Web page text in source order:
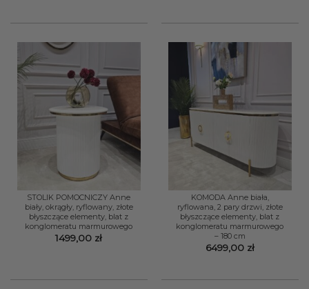
STOLIK POMOCNICZY Anne
biały, okrągły, ryflowany, złote
błyszczące elementy, blat z
konglomeratu marmurowego
1499,00 zł
KOMODA Anne biała,
ryflowana, 2 pary drzwi, złote
błyszczące elementy, blat z
konglomeratu marmurowego
– 180 cm
6499,00 zł